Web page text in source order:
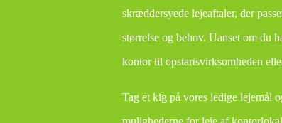
skræddersyede lejeaftaler, der
størrelse og behov. Uanset om du
kontor til opstartsvirksomheden
Tag et kig på vores ledige lejemål